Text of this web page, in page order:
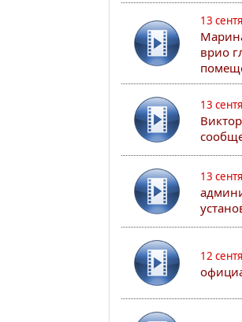
13
врио
13
13
12